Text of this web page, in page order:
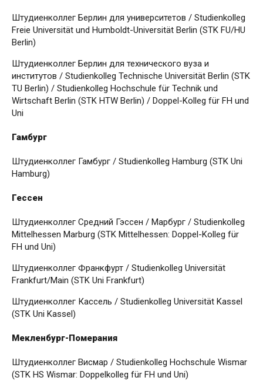
Штудиенколлег Берлин для университетов / Studienkolleg
Freie Universität und Humboldt-Universität Berlin (STK FU/HU
Berlin)
Штудиенколлег Берлин для технического вуза и
институтов / Studienkolleg Technische Universität Berlin (STK
TU Berlin) / Studienkolleg Hochschule für Technik und
Wirtschaft Berlin (STK HTW Berlin) / Doppel-Kolleg für FH und
Uni
Гамбург
Штудиенколлег Гамбург / Studienkolleg Hamburg (STK Uni
Hamburg)
Гессен
Штудиенколлег Средний Гэссен / Марбург / Studienkolleg
Mittelhessen Marburg (STK Mittelhessen: Doppel-Kolleg für
FH und Uni)
Штудиенколлег Франкфурт / Studienkolleg Universität
Frankfurt/Main (STK Uni Frankfurt)
Штудиенколлег Кассель / Studienkolleg Universität Kassel
(STK Uni Kassel)
Мекленбург-Померания
Штудиенколлег Висмар / Studienkolleg Hochschule Wismar
(STK HS Wismar: Doppelkolleg für FH und Uni)